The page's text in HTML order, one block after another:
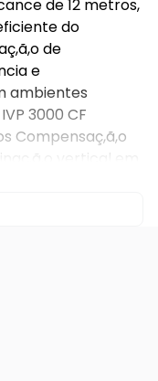
de 12 metros,
do
de
e
ambientes
3000 CF
Compensaç,ã,o
vertical em